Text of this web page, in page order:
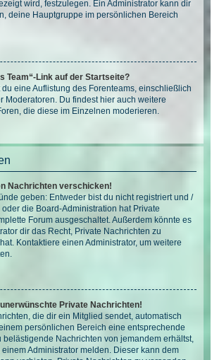
wird, festzulegen. Ein Administrator kann dir
deine Hauptgruppe im persönlichen Bereich
Team“-Link auf der Startseite?
eine Auflistung des Forenteams, einschließlich
Moderatoren. Du findest hier auch weitere
die diese im Einzelnen moderieren.
Nachrichten verschicken!
geben: Entweder bist du nicht registriert und /
die Board-Administration hat Private
Forum ausgeschaltet. Außerdem könnte es
dir das Recht, Private Nachrichten zu
Kontaktiere einen Administrator, um weitere
Private Nachrichten!
die dir ein Mitglied sendet, automatisch
persönlichen Bereich eine entsprechende
belästigende Nachrichten von jemandem erhältst,
Administrator melden. Dieser kann dem